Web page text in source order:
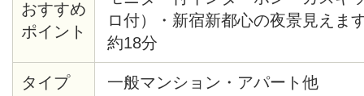
おすすめ
ポイント
ロ付）・新宿新都心の夜景見えま
約18分
タイプ 一般マンション・アパート他